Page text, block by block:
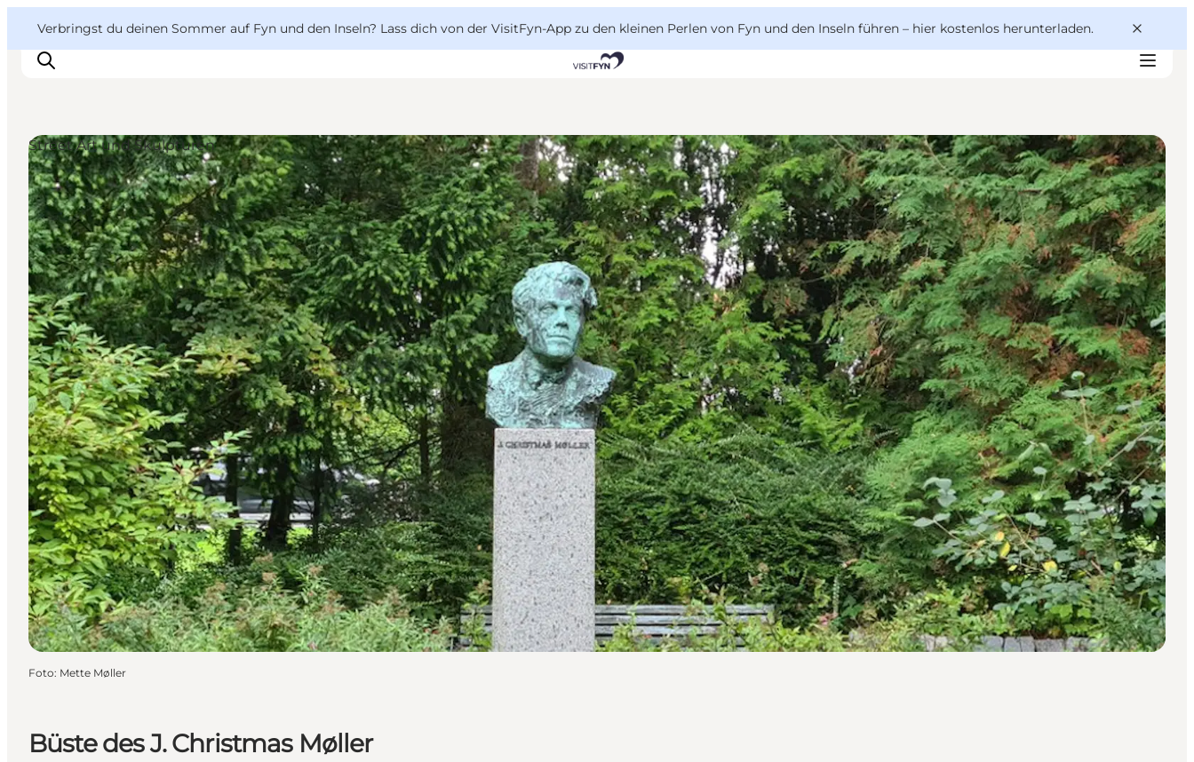
Verbringst du deinen Sommer auf Fyn und den Inseln? Lass dich von der VisitFyn-App zu den kleinen Perlen von Fyn und den Inseln führen – hier kostenlos herunterladen.
Reise Ideen
Outdoor & bike
Essen & trinken
Übernachtung
VisitFyn
Deutsch
Büste des J. Christmas Møller
Street Art und Skulpturen
Foto: Mette Møller